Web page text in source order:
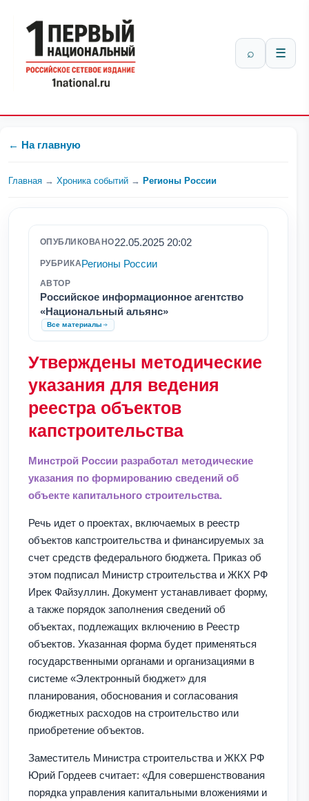
⌕ ☰
← На главную
Главная → Хроника событий → Регионы России
ОПУБЛИКОВАНО22.05.2025 20:02
РУБРИКАРегионы России
АВТОР
Российское информационное агентство
«Национальный альянс»
Все материалы
Утверждены методические
указания для ведения
реестра объектов
капстроительства
Минстрой России разработал методические
указания по формированию сведений об
объекте капитального строительства.
Речь идет о проектах, включаемых в реестр
объектов капстроительства и финансируемых за
счет средств федерального бюджета. Приказ об
этом подписал Министр строительства и ЖКХ РФ
Ирек Файзуллин. Документ устанавливает форму,
а также порядок заполнения сведений об
объектах, подлежащих включению в Реестр
объектов. Указанная форма будет применяться
государственными органами и организациями в
системе «Электронный бюджет» для
планирования, обоснования и согласования
бюджетных расходов на строительство или
приобретение объектов.
Заместитель Министра строительства и ЖКХ РФ
Юрий Гордеев считает: «Для совершенствования
порядка управления капитальными вложениями и